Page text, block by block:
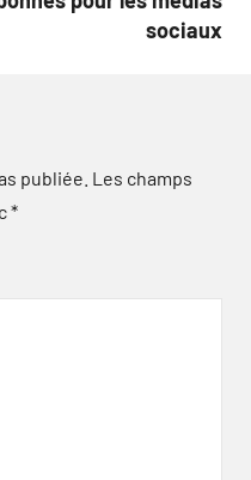
sociaux
publiée. Les champs
*